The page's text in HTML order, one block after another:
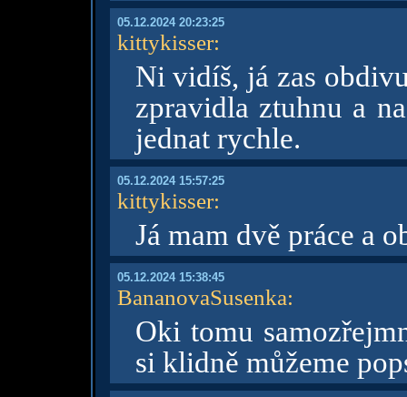
05.12.2024 20:23:25
kittykisser:
Ni vidíš, já zas
zpravidla ztuhnu a
jednat rychle.
05.12.2024 15:57:25
kittykisser:
Já mam dvě práce a
05.12.2024 15:38:45
BananovaSusenka:
Oki tomu
si klidně můžeme